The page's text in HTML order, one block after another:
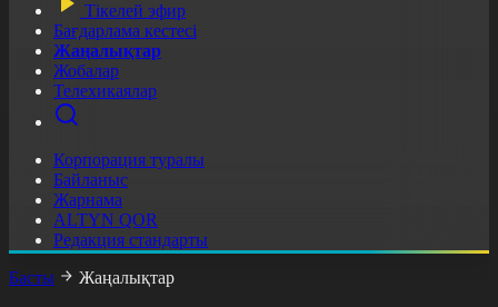
Тікелей эфир
Бағдарлама кестесі
Жаңалықтар
Жобалар
Телехикаялар
Корпорация туралы
Байланыс
Жарнама
ALTYN QOR
Редакция стандарты
Басты
Жаңалықтар